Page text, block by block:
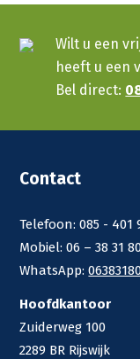
Wilt u een
heeft u een
Bel direct:
Contact
Telefoon: 085 - 401
Mobiel: 06 – 38 31
WhatsApp:
Hoofdkantoor
Zuiderweg 100
2289 BR Rijswijk